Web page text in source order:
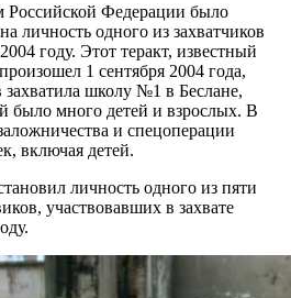
Российской Федерации было
личность одного из захватчиков
году. Этот теракт, известный
1 сентября 2004 года,
захватила школу №1 в Беслане,
было много детей и взрослых. В
и спецоперации
включая детей.
личность одного из пяти
участвовавших в захвате